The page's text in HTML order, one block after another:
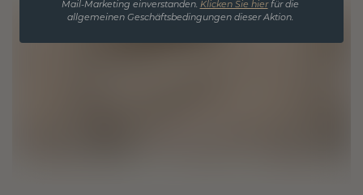
Mail-Marketing einverstanden. Klicken Sie hierfür die
allgemeinen Geschäftsbedingungen dieser Aktion.